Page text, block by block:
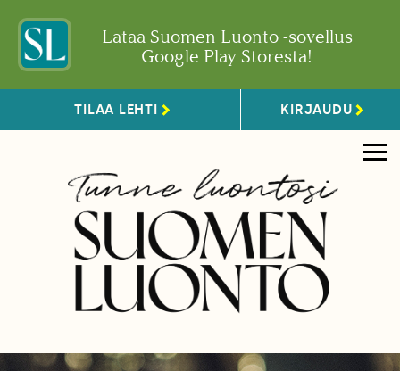
Lataa Suomen Luonto -sovellus
Google Play Storesta!
TILAA LEHTI KIRJAUDU